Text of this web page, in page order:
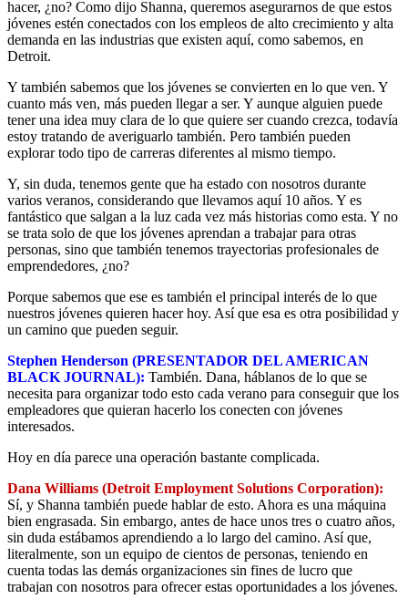
hacer, ¿no? Como dijo Shanna, queremos asegurarnos de que estos
jóvenes estén conectados con los empleos de alto crecimiento y alta
demanda en las industrias que existen aquí, como sabemos, en
Detroit.
Y también sabemos que los jóvenes se convierten en lo que ven. Y
cuanto más ven, más pueden llegar a ser. Y aunque alguien puede
tener una idea muy clara de lo que quiere ser cuando crezca, todavía
estoy tratando de averiguarlo también. Pero también pueden
explorar todo tipo de carreras diferentes al mismo tiempo.
Y, sin duda, tenemos gente que ha estado con nosotros durante
varios veranos, considerando que llevamos aquí 10 años. Y es
fantástico que salgan a la luz cada vez más historias como esta. Y no
se trata solo de que los jóvenes aprendan a trabajar para otras
personas, sino que también tenemos trayectorias profesionales de
emprendedores, ¿no?
Porque sabemos que ese es también el principal interés de lo que
nuestros jóvenes quieren hacer hoy. Así que esa es otra posibilidad y
un camino que pueden seguir.
Stephen Henderson (PRESENTADOR DEL AMERICAN
BLACK JOURNAL): También. Dana, háblanos de lo que se
necesita para organizar todo esto cada verano para conseguir que los
empleadores que quieran hacerlo los conecten con jóvenes
interesados.
Hoy en día parece una operación bastante complicada.
Dana Williams (Detroit Employment Solutions Corporation):
Sí, y Shanna también puede hablar de esto. Ahora es una máquina
bien engrasada. Sin embargo, antes de hace unos tres o cuatro años,
sin duda estábamos aprendiendo a lo largo del camino. Así que,
literalmente, son un equipo de cientos de personas, teniendo en
cuenta todas las demás organizaciones sin fines de lucro que
trabajan con nosotros para ofrecer estas oportunidades a los jóvenes.